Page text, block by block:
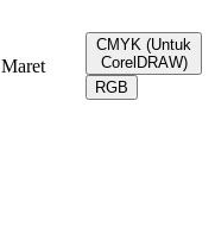
Maret
CMYK (Untuk
CorelDRAW)
RGB